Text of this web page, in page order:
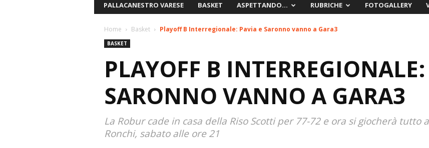
PALLACANESTRO VARESE
BASKET ASPETTANDO… RUBRICHE FOTOGALLERY
Home Basket Playoff B Interregionale: Pavia e Saronno vanno a Gara3
BASKET
PLAYOFF B
SARONNO VANNO A GARA3
La Robur cade in casa della Riso Scotti per 77-72 e ora si giocherà tutto
Ronchi, sabato alle ore 21